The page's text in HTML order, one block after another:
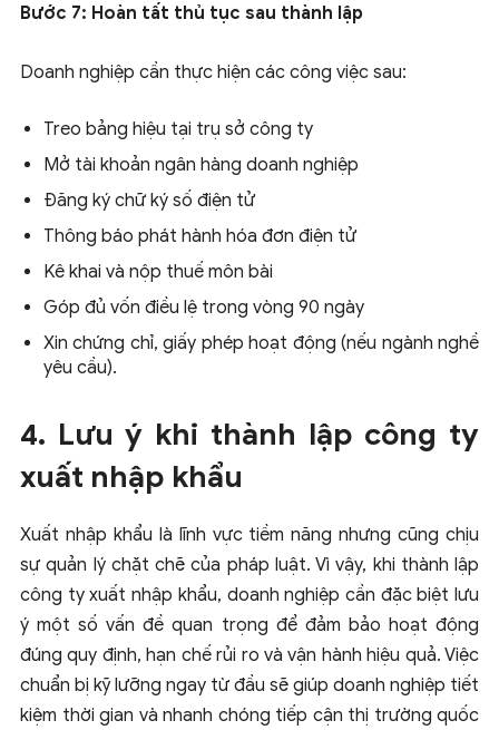
Bước 7: Hoàn tất thủ tục sau thành lập
Doanh nghiệp cần thực hiện các công việc sau:
Treo bảng hiệu tại trụ sở công ty
Mở tài khoản ngân hàng doanh nghiệp
Đăng ký chữ ký số điện tử
Thông báo phát hành hóa đơn điện tử
Kê khai và nộp thuế môn bài
Góp đủ vốn điều lệ trong vòng 90 ngày
Xin chứng chỉ, giấy phép hoạt động (nếu ngành nghề
yêu cầu).
4. Lưu ý khi thành lập công ty
xuất nhập khẩu
Xuất nhập khẩu là lĩnh vực tiềm năng nhưng cũng chịu
sự quản lý chặt chẽ của pháp luật. Vì vậy, khi thành lập
công ty xuất nhập khẩu, doanh nghiệp cần đặc biệt lưu
ý một số vấn đề quan trọng để đảm bảo hoạt động
đúng quy định, hạn chế rủi ro và vận hành hiệu quả. Việc
chuẩn bị kỹ lưỡng ngay từ đầu sẽ giúp doanh nghiệp tiết
kiệm thời gian và nhanh chóng tiếp cận thị trường quốc